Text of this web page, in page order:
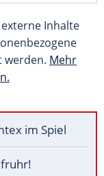
Inhalte
Mehr
im Spiel